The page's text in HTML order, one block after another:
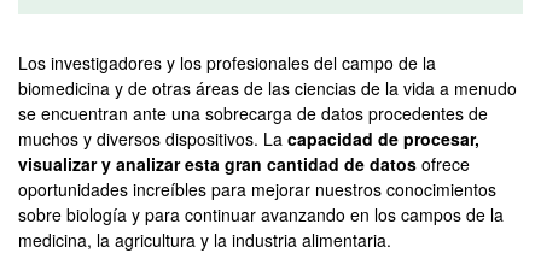
Los investigadores y los profesionales del campo de la
biomedicina y de otras áreas de las ciencias de la vida a menudo
se encuentran ante una sobrecarga de datos procedentes de
muchos y diversos dispositivos. La capacidad de procesar,
visualizar y analizar esta gran cantidad de datos ofrece
oportunidades increíbles para mejorar nuestros conocimientos
sobre biología y para continuar avanzando en los campos de la
medicina, la agricultura y la industria alimentaria.